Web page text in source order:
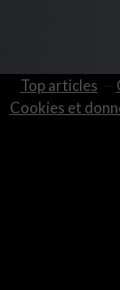
Top articles
Cookies et